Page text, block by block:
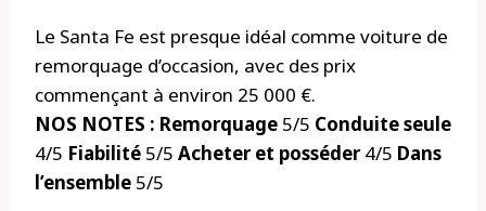
Le Santa Fe est presque idéal comme voiture de
remorquage d’occasion, avec des prix
commençant à environ 25 000 €.
NOS NOTES : Remorquage 5/5 Conduite seule
4/5 Fiabilité 5/5 Acheter et posséder4/5 Dans
l’ensemble 5/5